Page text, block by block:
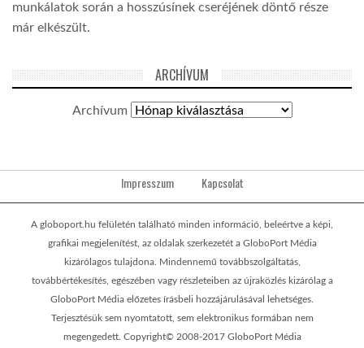
munkálatok során a hosszúsínek cseréjének döntő része
már elkészült.
ARCHÍVUM
Archívum
Impresszum Kapcsolat
A globoport.hu felületén található minden információ, beleértve a képi,
grafikai megjelenítést, az oldalak szerkezetét a GloboPort Média
kizárólagos tulajdona. Mindennemű továbbszolgáltatás,
továbbértékesítés, egészében vagy részleteiben az újraközlés kizárólag a
GloboPort Média előzetes írásbeli hozzájárulásával lehetséges.
Terjesztésük sem nyomtatott, sem elektronikus formában nem
megengedett. Copyright© 2008-2017 GloboPort Média